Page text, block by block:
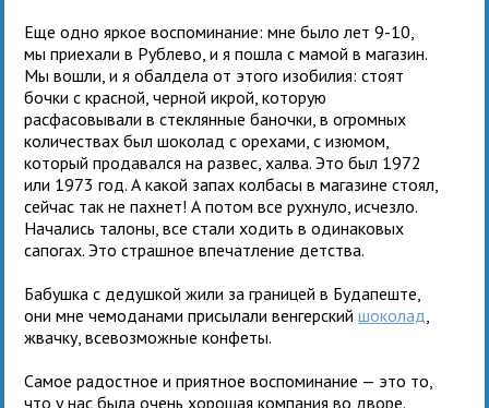
Еще одно яркое воспоминание: мне было лет 9-10,
мы приехали в Рублево, и я пошла с мамой в магазин.
Мы вошли, и я обалдела от этого изобилия: стоят
бочки с красной, черной икрой, которую
расфасовывали в стеклянные баночки, в огромных
количествах был шоколад с орехами, с изюмом,
который продавался на развес, халва. Это был 1972
или 1973 год. А какой запах колбасы в магазине стоял,
сейчас так не пахнет! А потом все рухнуло, исчезло.
Начались талоны, все стали ходить в одинаковых
сапогах. Это страшное впечатление детства.
Бабушка с дедушкой жили за границей в Будапеште,
они мне чемоданами присылали венгерскийшоколад
жвачку, всевозможные конфеты.
Самое радостное и приятное воспоминание — это то,
что у нас была очень хорошая компания во дворе.